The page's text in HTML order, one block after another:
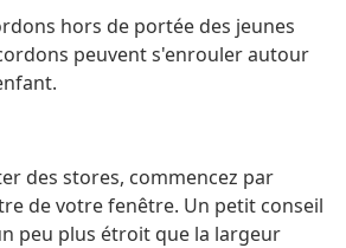
hors de portée des jeunes
peuvent s'enrouler autour
des stores, commencez par
de votre fenêtre. Un petit conseil
peu plus étroit que la largeur